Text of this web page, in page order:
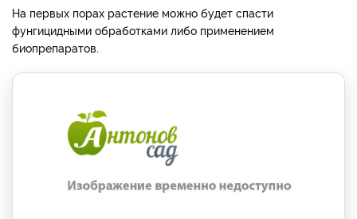
На первых порах растение можно будет спасти
фунгицидными обработками либо применением
биопрепаратов.